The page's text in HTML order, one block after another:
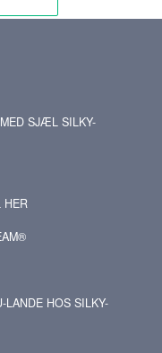
SJÆL SILKY-
HER
LANDE HOS SILKY-